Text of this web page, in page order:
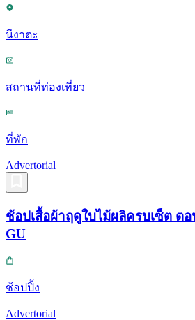
นีงาตะ
สถานที่ท่องเที่ยว
ที่พัก
Advertorial
ช้อปเสื้อผ้าฤดูใบไม้ผลิครบเซ็ต ต
GU
ช้อปปิ้ง
Advertorial